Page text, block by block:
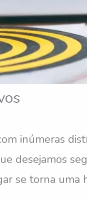
inúmeras
desejamos
se torna uma